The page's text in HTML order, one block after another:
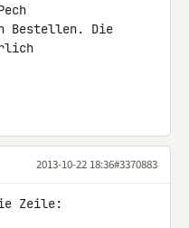
Bestellen. Die
2013-10-22 18:36#3370883
Zeile: